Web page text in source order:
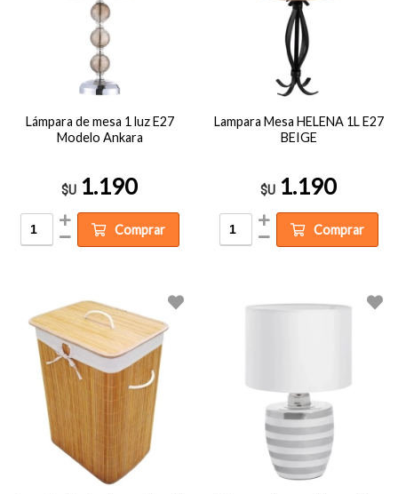
Lámpara de mesa 1 luz E27
Modelo Ankara
$U 1.190
Comprar
Lampara Mesa HELENA 1L E27
BEIGE
$U 1.190
Comprar